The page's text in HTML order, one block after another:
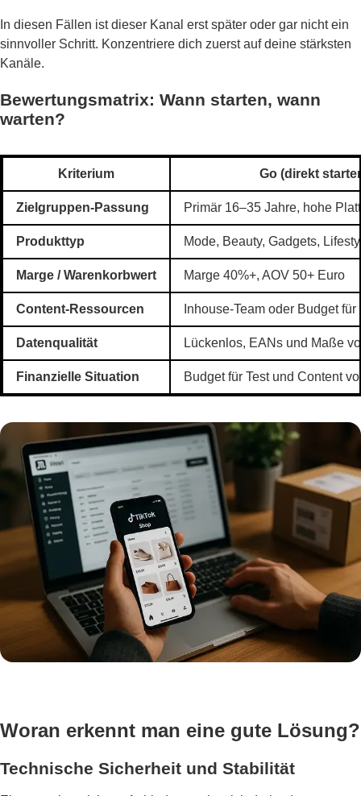
In diesen Fällen ist dieser Kanal erst später oder gar nicht ein
sinnvoller Schritt. Konzentriere dich zuerst auf deine stärksten
Kanäle.
Bewertungsmatrix: Wann starten, wann
warten?
Kriterium Go (direkt
Zielgruppen-Passung Primär 16–35 Jahre, hohe
Produkttyp Mode, Beauty, Gadgets,
Marge / Warenkorbwert Marge 40%+, AOV 50+ Euro
Content-Ressourcen Inhouse-Team oder Budget für
Datenqualität Lückenlos, EANs und Maße
Finanzielle Situation Budget für Test und Content
Woran erkennt man eine gute Lösung?
Technische Sicherheit und Stabilität